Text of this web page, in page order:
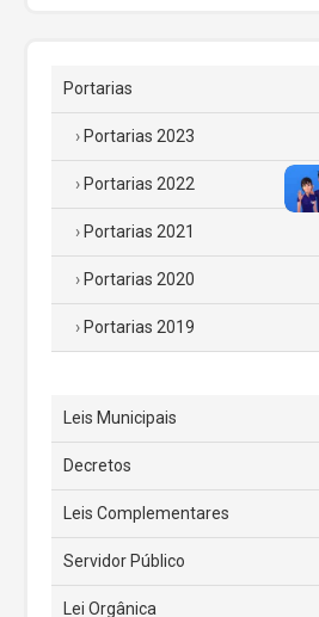
Portarias
Portarias 2023
Portarias 2022
Portarias 2021
Portarias 2020
Portarias 2019
Leis Municipais
Decretos
Leis Complementares
Servidor Público
Lei Orgânica